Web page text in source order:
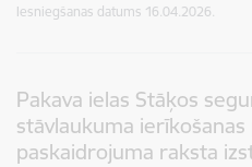
Iesniegšanas datums 16.04.2026.
Pakava ielas Stāķos
stāvlaukuma ierīkošanas
paskaidrojuma raksta